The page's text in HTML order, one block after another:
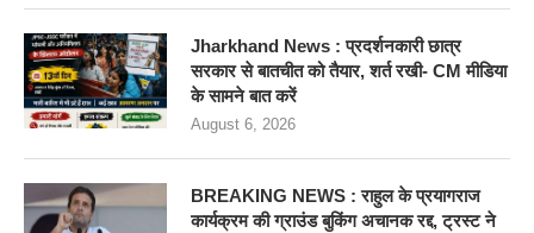
Jharkhand News : प्रदर्शनकारी छात्र
सरकार से बातचीत को तैयार, शर्त रखी- CM मीडिया
के सामने बात करें
August 6, 2026
BREAKING NEWS : राहुल के प्रयागराज
कार्यक्रम की ग्राउंड बुकिंग अचानक रद्द, ट्रस्ट ने